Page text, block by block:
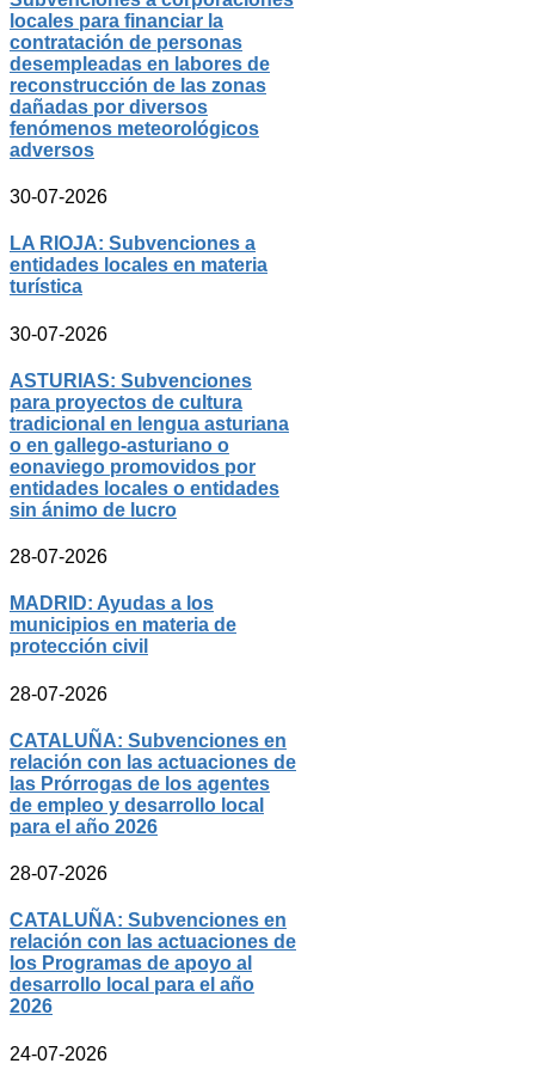
locales para financiar la
contratación de personas
desempleadas en labores de
reconstrucción de las zonas
dañadas por diversos
fenómenos meteorológicos
adversos
30-07-2026
LA RIOJA: Subvenciones a
entidades locales en materia
turística
30-07-2026
ASTURIAS: Subvenciones
para proyectos de cultura
tradicional en lengua asturiana
o en gallego-asturiano o
eonaviego promovidos por
entidades locales o entidades
sin ánimo de lucro
28-07-2026
MADRID: Ayudas a los
municipios en materia de
protección civil
28-07-2026
CATALUÑA: Subvenciones en
relación con las actuaciones de
las Prórrogas de los agentes
de empleo y desarrollo local
para el año 2026
28-07-2026
CATALUÑA: Subvenciones en
relación con las actuaciones de
los Programas de apoyo al
desarrollo local para el año
2026
24-07-2026